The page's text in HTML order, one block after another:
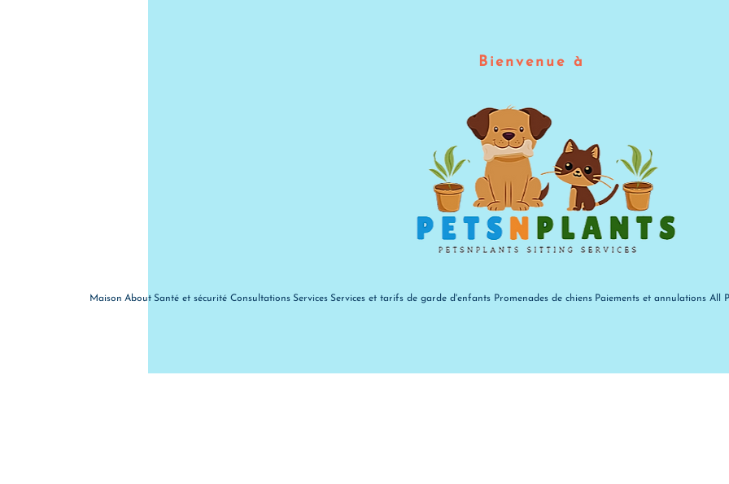
Bienvenue à
Maison About Santé et sécurité Consultations Services Services et tarifs de garde d'enfants Promenades de chiens Paiements et annulations All